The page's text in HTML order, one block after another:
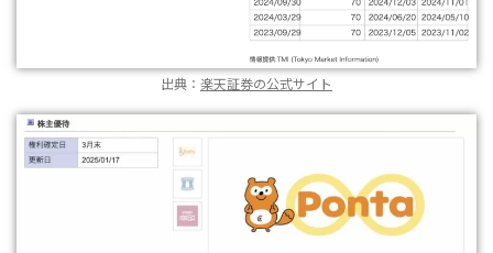
出典： 楽天証券の公式サイト